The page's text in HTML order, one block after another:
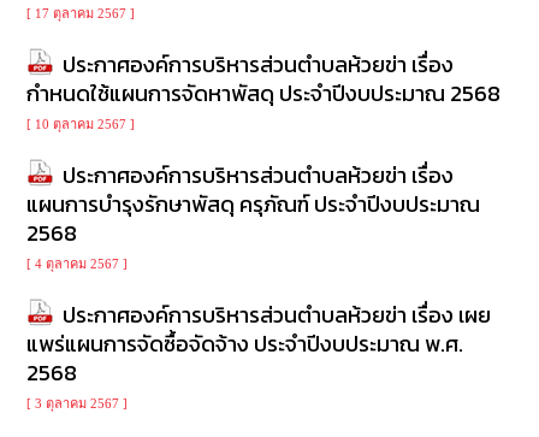
[ 17 ตุลาคม 2567 ]
ประกาศองค์การบริหารส่วนตำบลห้วยข่า เรื่อง
กำหนดใช้แผนการจัดหาพัสดุ ประจำปีงบประมาณ 2568
[ 10 ตุลาคม 2567 ]
ประกาศองค์การบริหารส่วนตำบลห้วยข่า เรื่อง
แผนการบำรุงรักษาพัสดุ ครุภัณฑ์ ประจำปีงบประมาณ
2568
[ 4 ตุลาคม 2567 ]
ประกาศองค์การบริหารส่วนตำบลห้วยข่า เรื่อง เผย
แพร่แผนการจัดซื้อจัดจ้าง ประจำปีงบประมาณ พ.ศ.
2568
[ 3 ตุลาคม 2567 ]